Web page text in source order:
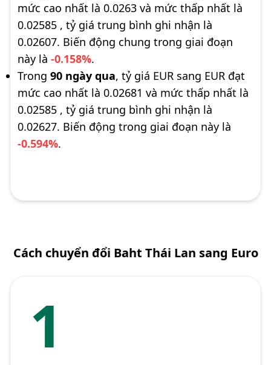
mức cao nhất là 0.0263 và mức thấp nhất là
0.02585 , tỷ giá trung bình ghi nhận là
0.02607. Biến động chung trong giai đoạn
này là -0.158%.
Trong 90 ngày qua, tỷ giá EUR sang EUR đạt
mức cao nhất là 0.02681 và mức thấp nhất là
0.02585 , tỷ giá trung bình ghi nhận là
0.02627. Biến động trong giai đoạn này là
-0.594%.
Cách chuyển đổi Baht Thái Lan sang Euro
1